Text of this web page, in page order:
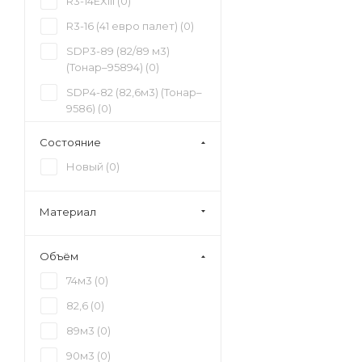
9 000 000 - 9 500 000
9 500 000 - 10 000 000
R3-16 (41 евро палет) (0)
SDP3-89 (82/89 м3)
(Тонар–95894) (0)
SDP4-82 (82,6м3) (Тонар–
9586) (0)
SPD4-89 (95895) (
PL-24B (
SH4-38 (
SW- 451(454) (
K4-20/30 (
PD-41B (
Состояние
Новый (0)
Материал
Объём
74м3 (0)
82,6 (0)
89м3 (0)
90м3 (0)